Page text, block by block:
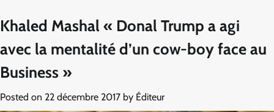
Khaled Mashal « Donal Trump a agi
avec la mentalité d’un cow-boy face au
Business »
Posted on 22 décembre 2017 by Éditeur